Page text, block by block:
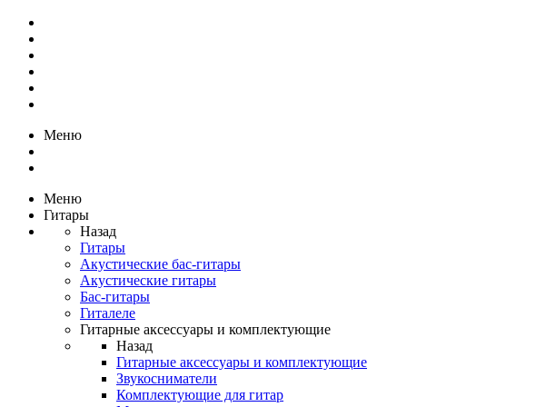
Меню
Меню
Гитары
Назад
Гитары
Акустические бас-гитары
Акустические гитары
Бас-гитары
Гиталеле
Гитарные аксессуары и комплектующие
Назад
Гитарные аксессуары и комплектующие
Звукосниматели
Комплектующие для гитар